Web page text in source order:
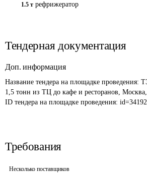
1.5 т рефрижератор
Тендерная документация
Доп. информация
Название тендера на площадке проведения:
1,5 тонн из ТЦ до кафе и ресторанов,
ID тендера на площадке проведения:
Требования
Несколько поставщиков